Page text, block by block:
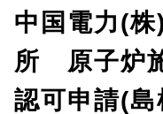
中国電力(
所 原子炉
認可申請(